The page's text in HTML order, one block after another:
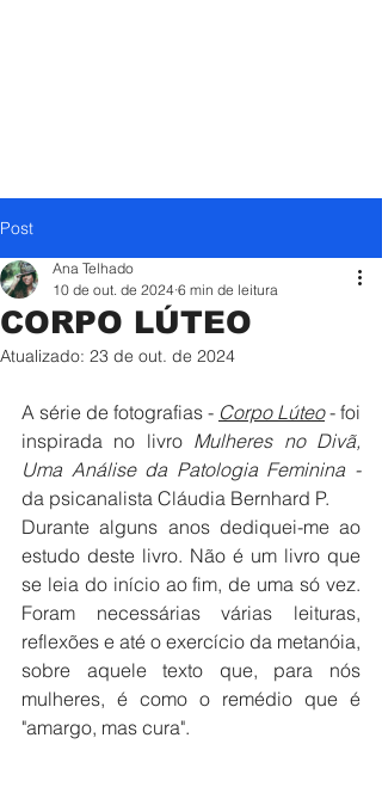
Post
CORPO LÚTEO
Ana Telhado
10 de out. de 2024 6 min de leitura
Atualizado: 23 de out. de 2024
A série de fotografias - Corpo Lúteo - foi
inspirada no livro Mulheres no Divã,
Uma Análise da Patologia Feminina -
da psicanalista Cláudia Bernhard P.
Durante alguns anos dediquei-me ao
estudo deste livro. Não é um livro que
se leia do início ao fim, de uma só vez.
Foram necessárias várias leituras,
reflexões e até o exercício da metanóia,
sobre aquele texto que, para nós
mulheres, é como o remédio que é
"amargo, mas cura".